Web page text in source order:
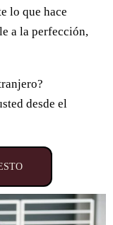
lo que hace
a la perfección,
desde el